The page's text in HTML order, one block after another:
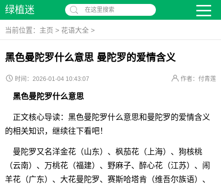
绿植迷 在这里搜索
当前位置： 主页 > 花语大全 >
黑色曼陀罗什么意思 曼陀罗的爱情含义
时间：2026-01-04 10:43:07 作者：付青莲
黑色曼陀罗什么意思
正文核心导读：黑色曼陀罗什么意思和曼陀罗的爱情含义
的相关知识，继续往下看吧！
曼陀罗又名洋金花（山东）、枫茄花（上海）、狗核桃
（云南）、万桃花（福建）、野麻子、醉心花（江苏）、闹
羊花（广东）、大花曼陀罗、赛斯哈塔肯（维吾尔族语）、